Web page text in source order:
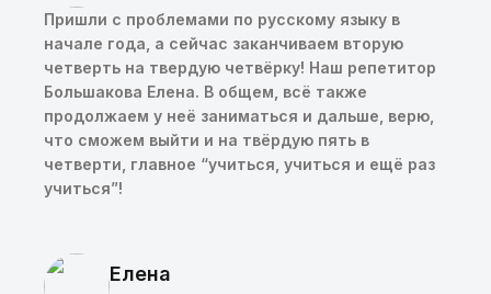
Пришли с проблемами по русскому языку в
начале года, а сейчас заканчиваем вторую
четверть на твердую четвёрку! Наш репетитор
Большакова Елена. В общем, всё также
продолжаем у неё заниматься и дальше, верю,
что сможем выйти и на твёрдую пять в
четверти, главное “учиться, учиться и ещё раз
учиться”!
Елена